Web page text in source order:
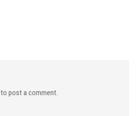
to post a comment.